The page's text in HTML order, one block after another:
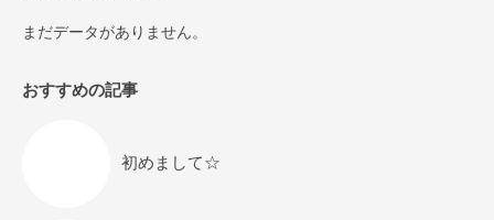
まだデータがありません。
おすすめの記事
初めまして☆